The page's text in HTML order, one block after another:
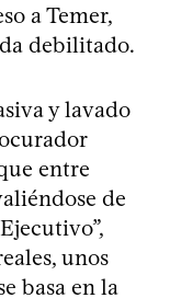
a Temer,
debilitado.
y lavado
entre
de
unos
basa en la